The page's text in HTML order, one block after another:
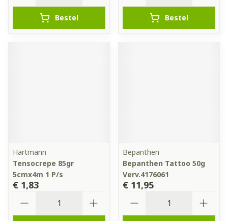
Bestel Bestel
Hartmann
Tensocrepe 85gr
5cmx4m 1 P/s
€ 1,83
Bepanthen
Bepanthen Tattoo 50g
Verv.4176061
€ 11,95